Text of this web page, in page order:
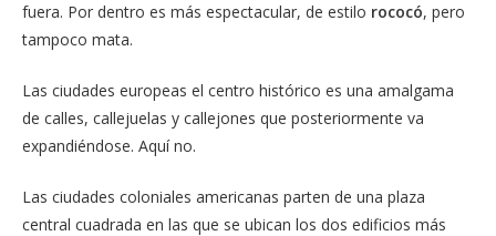
fuera. Por dentro es más espectacular, de estilo rococó, pero
tampoco mata.
Las ciudades europeas el centro histórico es una amalgama
de calles, callejuelas y callejones que posteriormente va
expandiéndose. Aquí no.
Las ciudades coloniales americanas parten de una plaza
central cuadrada en las que se ubican los dos edificios más